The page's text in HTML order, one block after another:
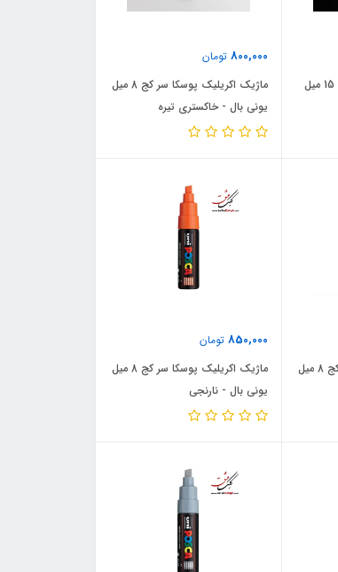
800,000 تومان
ماژیک اکریلیک پوسکا سر کج 8 میل
یونی بال - خاکستری تیره
ماژیک اکریلیک پوسکا سر کج 8 میل
850,000 تومان
ماژیک اکریلیک پوسکا سر کج 8 میل
یونی بال - نارنجی